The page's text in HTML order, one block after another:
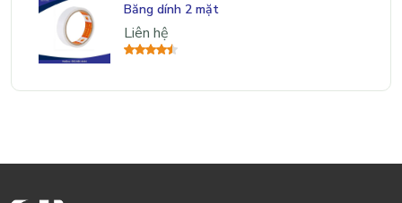
Băng dính 2 mặt
Liên hệ